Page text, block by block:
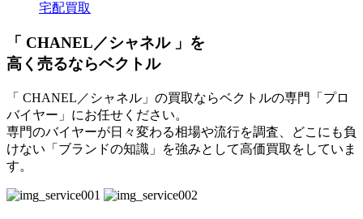
宅配買取
「 CHANEL／シャネル 」を
高く売るならベクトル
「 CHANEL／シャネル」の買取ならベクトルの専門「プロ
バイヤー」にお任せください。
専門のバイヤーが日々変わる相場や流行を調査、どこにも負
けない「ブランドの知識」を強みとして高価買取をしていま
す。